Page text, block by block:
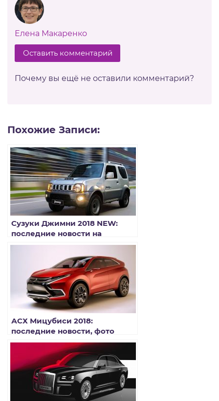
Елена Макаренко
Оставить комментарий
Почему вы ещё не оставили комментарий?
Похожие Записи:
Сузуки Джимни 2018 NEW:
последние новости на
сегодня, фото
АСХ Мицубиси 2018:
последние новости, фото